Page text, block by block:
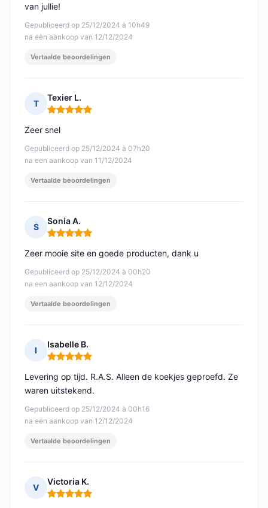
Gepubliceerd op 25/12/2024 à 10h49
na een aankoop van 12/12/2024
van jullie!
Vertaalde beoordelingen
T
Texier L.
Opmerking: 5 van 5
Gepubliceerd op 25/12/2024 à 07h20
na een aankoop van 11/12/2024
Zeer snel
Vertaalde beoordelingen
S
Sonia A.
Opmerking: 5 van 5
Gepubliceerd op 25/12/2024 à 00h20
na een aankoop van 12/12/2024
Zeer mooie site en goede producten, dank u
Vertaalde beoordelingen
I
Isabelle B.
Opmerking: 5 van 5
Gepubliceerd op 25/12/2024 à 00h16
na een aankoop van 12/12/2024
Levering op tijd. R.A.S. Alleen de koekjes geproefd. Ze
waren uitstekend.
Vertaalde beoordelingen
V
Victoria K.
Opmerking: 5 van 5